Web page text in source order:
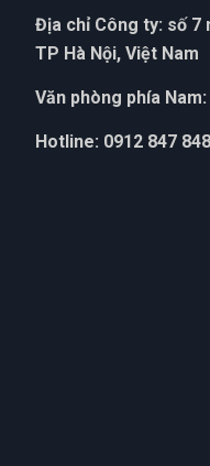
Địa chỉ Công ty: số 7
TP Hà Nội, Việt Nam
Văn phòng phía
Hotline: 0912 847 848